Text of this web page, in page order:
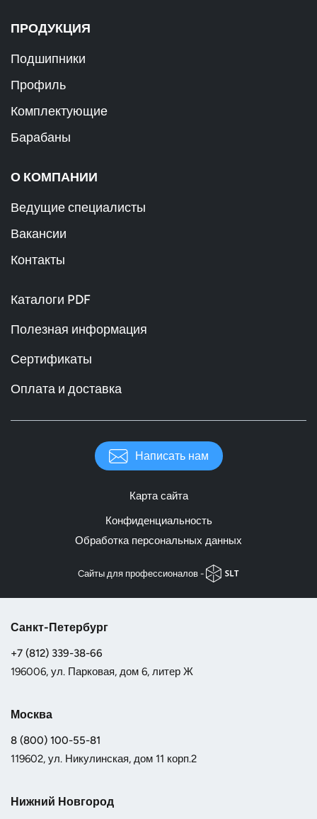
ПРОДУКЦИЯ
Подшипники
Профиль
Комплектующие
Барабаны
О КОМПАНИИ
Ведущие специалисты
Вакансии
Контакты
Каталоги PDF
Полезная информация
Сертификаты
Оплата и доставка
Написать нам
Карта сайта
Конфиденциальность
Обработка персональных данных
Cайты для профессионалов -
Санкт-Петербург
+7 (812) 339-38-66
196006, ул. Парковая, дом 6, литер Ж
Москва
8 (800) 100-55-81
119602, ул. Никулинская, дом 11 корп.2
Нижний Новгород